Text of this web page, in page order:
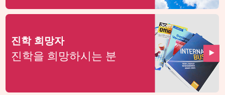
진학 희망자
진학을 희망하시는 분